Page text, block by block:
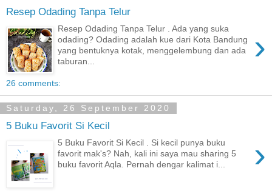
Resep Odading Tanpa Telur
›
Resep Odading Tanpa Telur . Ada yang suka
odading? Odading adalah kue dari Kota Bandung
yang bentuknya kotak, menggelembung dan ada
taburan...
26 comments:
Saturday, 26 September 2020
5 Buku Favorit Si Kecil
›
5 Buku Favorit Si Kecil . Si kecil punya buku
favorit mak's? Nah, kali ini saya mau sharing 5
buku favorit Aqla. Pernah dengar kalimat i...